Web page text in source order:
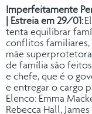
Imperfeitamente
| Estreia em 29/01:
tenta equilibrar
conflitos familiares,
mãe
de família são
e chefe, que é o
e entregar o cargo
Elenco: Emma
Rebecca Hall,